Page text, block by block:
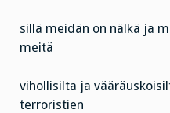
sillä meidän on nälkä ja
meitä
vihollisilta ja
terroristien